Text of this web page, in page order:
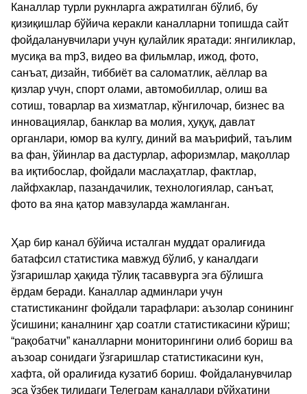
Каналлар турли рукнларга ажратилган бўлиб, бу
қизиқишлар бўйича керакли каналларни топишда сайт
фойдаланувчилари учун қулайлик яратади: янгиликлар,
мусиқа ва mp3, видео ва фильмлар, ижод, фото,
санъат, дизайн, тиббиёт ва саломатлик, аёллар ва
қизлар учун, спорт олами, автомобиллар, олиш ва
сотиш, товарлар ва хизматлар, кўнгилочар, бизнес ва
инновациялар, банклар ва молия, ҳуқуқ, давлат
органлари, юмор ва кулгу, диний ва маърифий, таълим
ва фан, ўйинлар ва дастурлар, афоризмлар, мақоллар
ва иқтибослар, фойдали маслаҳатлар, фактлар,
лайфхаклар, пазандачилик, технологиялар, санъат,
фото ва яна қатор мавзуларда жамланган.
Ҳар бир канал бўйича исталган муддат оралиғида
батафсил статистика мавжуд бўлиб, у каналдаги
ўзгаришлар ҳақида тўлиқ тасаввурга эга бўлишга
ёрдам беради. Каналлар админлари учун
статистиканинг фойдали тарафлари: аъзолар сонининг
ўсишини; каналнинг ҳар соатли статистикасини кўриш;
“рақобатчи” каналларни мониторингини олиб бориш ва
аъзоар сонидаги ўзгаришлар статистикасини кун,
хафта, ой оралиғида кузатиб бориш. Фойдаланувчилар
эса ўзбек тилидаги Телеграм каналлари рўйхатини